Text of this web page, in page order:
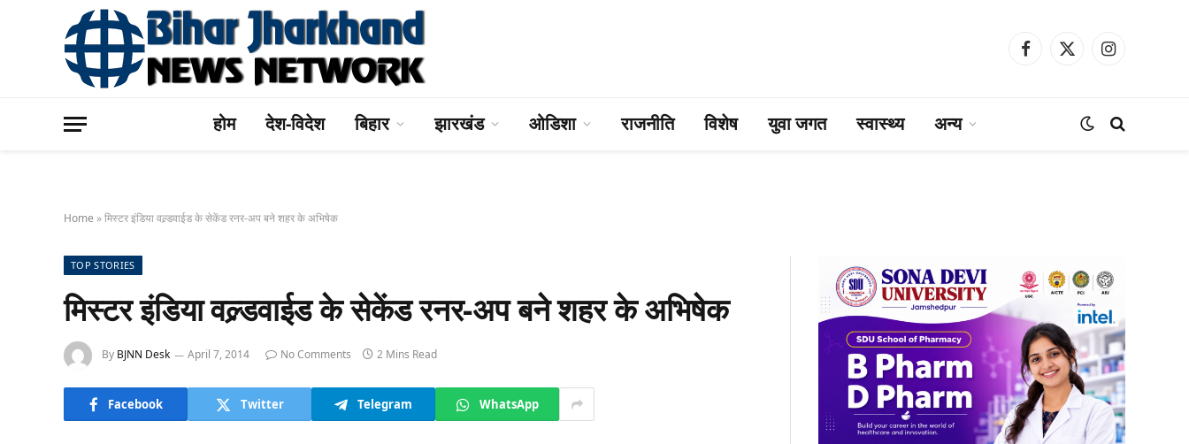
Facebook
X
Instagram
होम देश-विदेश बिहार झारखंड ओडिशा राजनीति विशेष युवा जगत स्वास्थ्य अन्य
Home »मिस्टर इंडिया वल्र्डवाईड के सेकेंड रनर-अप बने शहर के अभिषेक
TOP STORIES
मिस्टर इंडिया वल्र्डवाईड के सेकेंड रनर-अप बने शहर के अभिषेक
By BJNN Desk April 7, 2014 No Comments 2 Mins Read
Facebook Twitter Telegram WhatsApp